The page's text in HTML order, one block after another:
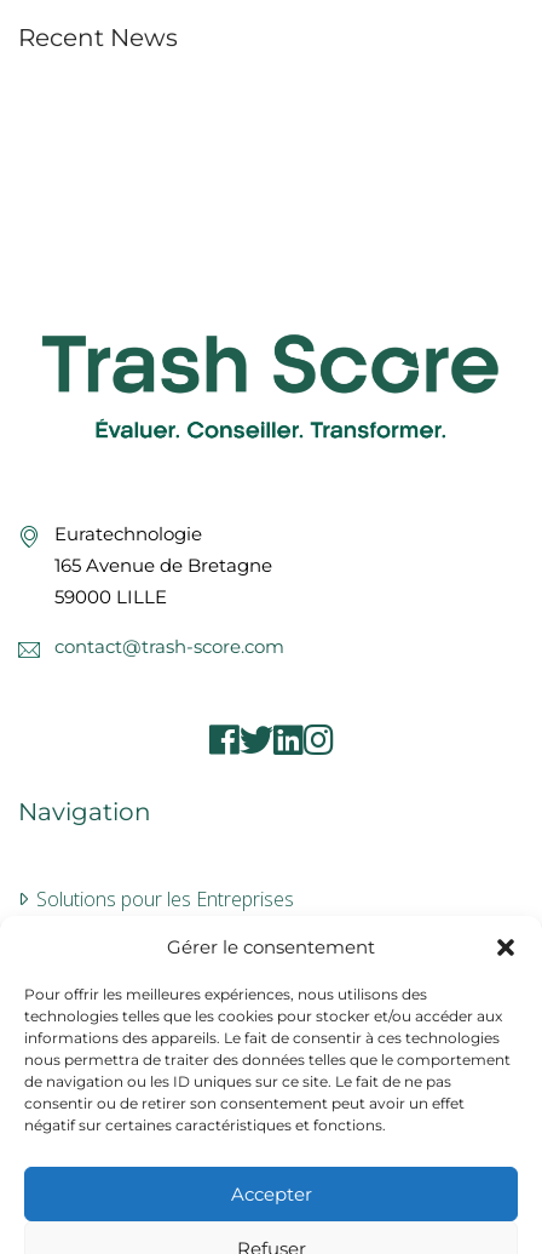
Gérer le consentement
Pour offrir les meilleures expériences, nous utilisons des
technologies telles que les cookies pour stocker et/ou accéder aux
informations des appareils. Le fait de consentir à ces technologies
nous permettra de traiter des données telles que le comportement
de navigation ou les ID uniques sur ce site. Le fait de ne pas
consentir ou de retirer son consentement peut avoir un effet
négatif sur certaines caractéristiques et fonctions.
Accepter
Refuser
Recent News
Euratechnologie
165 Avenue de Bretagne
59000 LILLE
contact@trash-score.com
Navigation
Solutions pour les Entreprises
À propos
Contact
Informations